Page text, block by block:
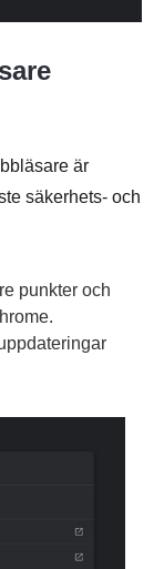
är
säkerhets- och
punkter och